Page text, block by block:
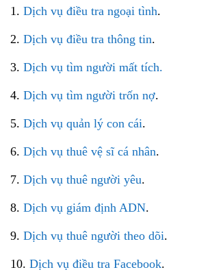
1. Dịch vụ điều tra ngoại tình.
2. Dịch vụ điều tra thông tin.
3. Dịch vụ tìm người mất tích.
4. Dịch vụ tìm người trốn nợ.
5. Dịch vụ quản lý con cái.
6. Dịch vụ thuê vệ sĩ cá nhân.
7. Dịch vụ thuê người yêu.
8. Dịch vụ giám định ADN.
9. Dịch vụ thuê người theo dõi.
10. Dịch vụ điều tra Facebook.